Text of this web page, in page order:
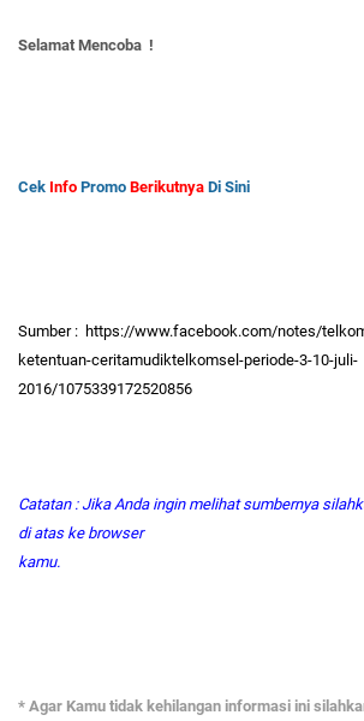
Selamat Mencoba !
Cek Info Promo Berikutnya Di Sini
Sumber : https://www.facebook.com/notes/
ketentuan-ceritamudiktelkomsel-periode-3-10-juli-
2016/1075339172520856
Catatan : Jika Anda ingin melihat sumbernya
di atas ke browser
kamu.
* Agar Kamu tidak kehilangan informasi ini